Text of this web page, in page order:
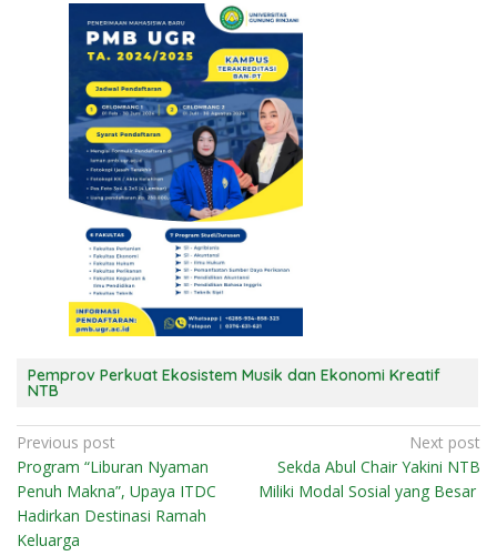
Pemprov Perkuat Ekosistem Musik dan Ekonomi Kreatif
NTB
N
a
v
i
Previous post
Program “Liburan Nyaman
Penuh Makna”, Upaya ITDC
Hadirkan Destinasi Ramah
Keluarga
Next post
Sekda Abul Chair Yakini NTB
Miliki Modal Sosial yang Besar